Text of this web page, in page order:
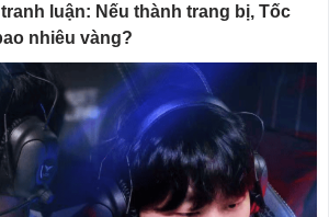
luận: Nếu thành trang bị, Tốc
nhiêu vàng?